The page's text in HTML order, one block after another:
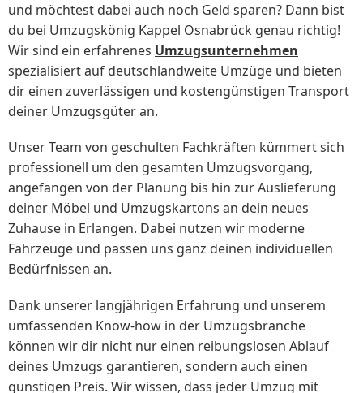
und möchtest dabei auch noch Geld sparen? Dann bist
du bei Umzugskönig Kappel Osnabrück genau richtig!
Wir sind ein erfahrenes Umzugsunternehmen
spezialisiert auf deutschlandweite Umzüge und bieten
dir einen zuverlässigen und kostengünstigen Transport
deiner Umzugsgüter an.
Unser Team von geschulten Fachkräften kümmert sich
professionell um den gesamten Umzugsvorgang,
angefangen von der Planung bis hin zur Auslieferung
deiner Möbel und Umzugskartons an dein neues
Zuhause in Erlangen. Dabei nutzen wir moderne
Fahrzeuge und passen uns ganz deinen individuellen
Bedürfnissen an.
Dank unserer langjährigen Erfahrung und unserem
umfassenden Know-how in der Umzugsbranche
können wir dir nicht nur einen reibungslosen Ablauf
deines Umzugs garantieren, sondern auch einen
günstigen Preis. Wir wissen, dass jeder Umzug mit